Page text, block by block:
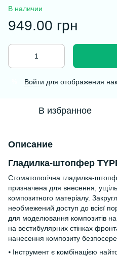
В наличии
949.00 грн
Войти для отображения
В избранное
Описание
Гладилка-штопфер
Стоматологічна гладилка-
призначена для внесення,
композитного матеріалу.
необмежений доступ до всієї
для моделювання композитів
на вестибулярних стінках
нанесення композиту
⦁ Інструмент є комбінацією